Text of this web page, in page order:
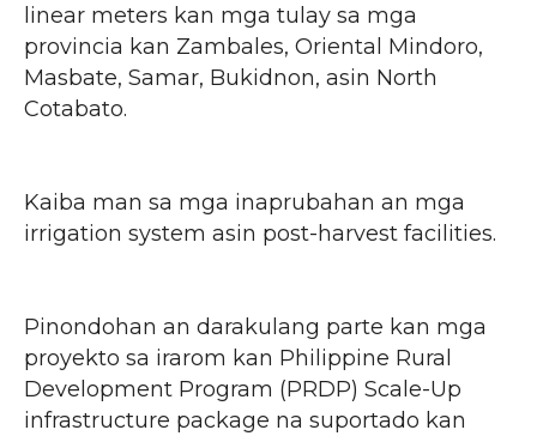
linear meters kan mga tulay sa mga
provincia kan Zambales, Oriental Mindoro,
Masbate, Samar, Bukidnon, asin North
Cotabato.
Kaiba man sa mga inaprubahan an mga
irrigation system asin post-harvest facilities.
Pinondohan an darakulang parte kan mga
proyekto sa irarom kan Philippine Rural
Development Program (PRDP) Scale-Up
infrastructure package na suportado kan